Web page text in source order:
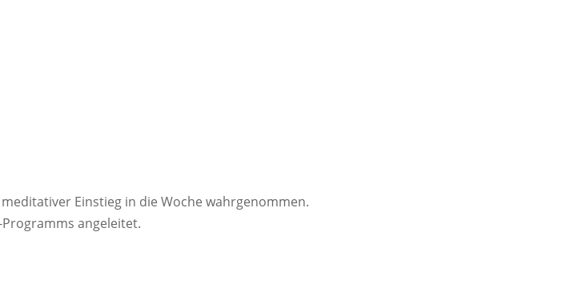
Einstieg in die Woche wahrgenommen.
Programms angeleitet.